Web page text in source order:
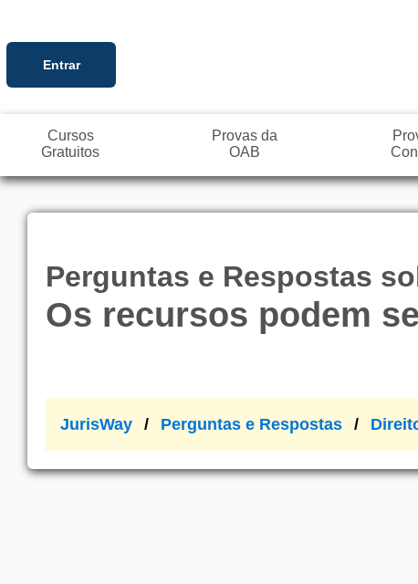
Entrar
Cursos
Gratuitos
Provas da
OAB
Perguntas e Respostas
Os recursos podem
JurisWay Perguntas e Respostas